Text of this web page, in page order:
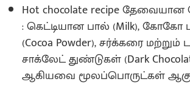
Hot chocolate recipe
: கெட்டியான பால் (Milk), கோகோ
(Cocoa Powder), சர்க்கரை மற்றும்
சாக்லேட் துண்டுகள் (Dark
ஆகியவை மூலப்பொருட்கள்